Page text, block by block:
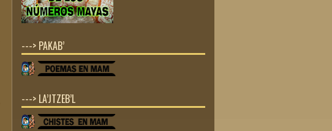
---> PAKAB’
---> LA’JTZEB’L